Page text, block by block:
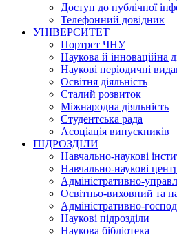
Доступ до публічної
Телефонний довідник
УНІВЕРСИТЕТ
Портрет ЧНУ
Наукова й інноваційна
Наукові періодичні
Освітня діяльність
Сталий розвиток
Міжнародна діяльність
Студентська рада
Асоціація випускників
ПІДРОЗДІЛИ
Навчально-наукові
Навчально-наукові
Адміністративно-
Освітньо-виховний та
Адміністративно-
Наукові підрозділи
Наукова бібліотека